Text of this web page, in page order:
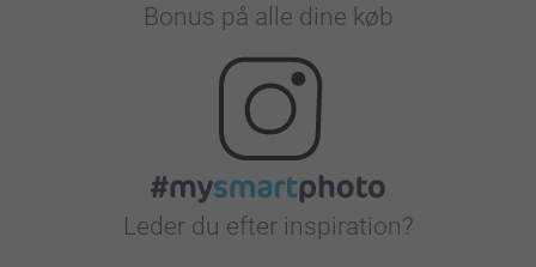
Bonus på alle dine køb
Leder du efter inspiration?